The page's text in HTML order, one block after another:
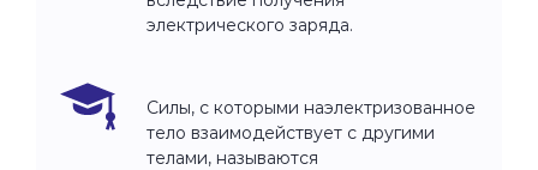
электрического заряда.
Силы, с которыми наэлектризованное
тело взаимодействует с другими
телами, называются